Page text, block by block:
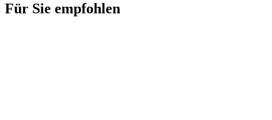
Für Sie empfohlen